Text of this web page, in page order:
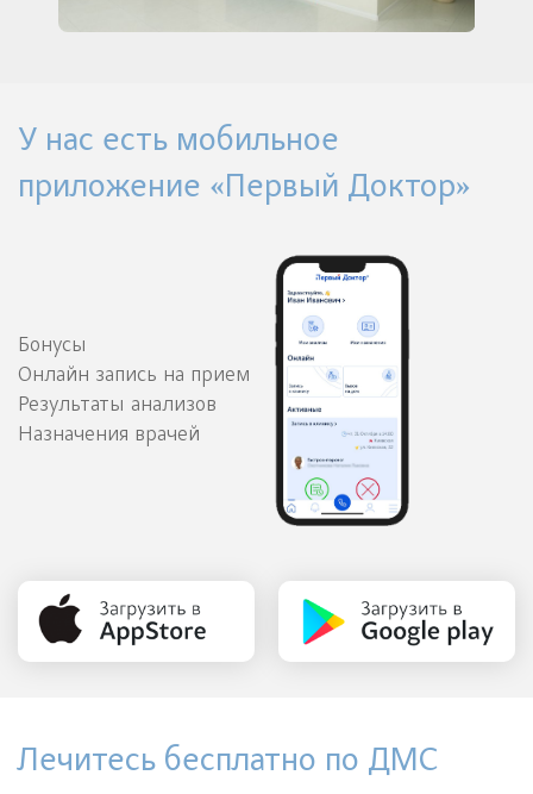
У нас есть мобильное
приложение «Первый Доктор»
Бонусы
Онлайн запись на прием
Результаты анализов
Назначения врачей
Лечитесь бесплатно по ДМС